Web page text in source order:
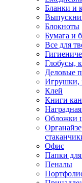
Бланки и
Блокноты
Бумага и
Все для
Глобусы,
Деловые
Игрушки,
Клей
Книги
Обложки
Офис
Папки для
Пеналы